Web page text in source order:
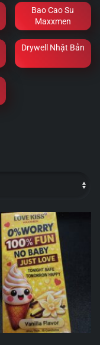
Bao Cao Su
Maxxmen
Drywell Nhật Bản